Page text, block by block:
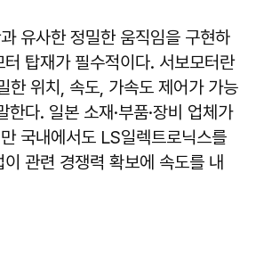
유사한 정밀한 움직임을 구현하
탑재가 필수적이다. 서보모터란
한 위치, 속도, 가속도 제어가 가능
한다. 일본 소재·부품·장비 업체가
국내에서도 LS일렉트로닉스를
관련 경쟁력 확보에 속도를 내